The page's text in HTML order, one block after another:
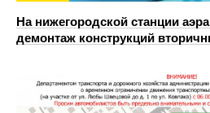
На нижегородской станции
демонтаж конструкций